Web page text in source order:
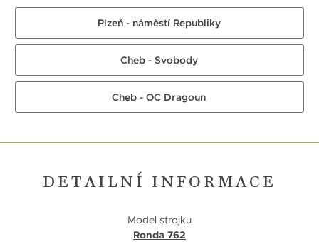
Plzeň - náměstí Republiky
Cheb - Svobody
Cheb - OC Dragoun
DETAILNÍ INFORMACE
Model strojku
Ronda 762